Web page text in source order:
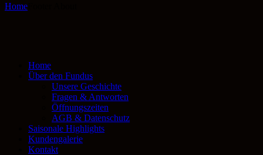
Home
Home
Über den Fundus
Unsere Geschichte
Fragen & Antworten
Öffnungszeiten
AGB & Datenschutz
Saisonale Highlights
Kundengalerie
Kontakt